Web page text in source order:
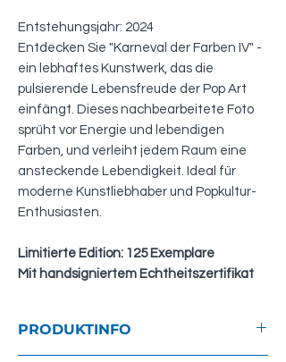
Entstehungsjahr: 2024
Entdecken Sie "Karneval der Farben IV" -
ein lebhaftes Kunstwerk, das die
pulsierende Lebensfreude der Pop Art
einfängt. Dieses nachbearbeitete Foto
sprüht vor Energie und lebendigen
Farben, und verleiht jedem Raum eine
ansteckende Lebendigkeit. Ideal für
moderne Kunstliebhaber und Popkultur-
Enthusiasten.
Limitierte Edition: 125 Exemplare
Mit handsigniertem Echtheitszertifikat
PRODUKTINFO